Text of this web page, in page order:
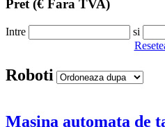
Pret(€ Fara TVA)
Intre
si
Roboti
Masina automata de